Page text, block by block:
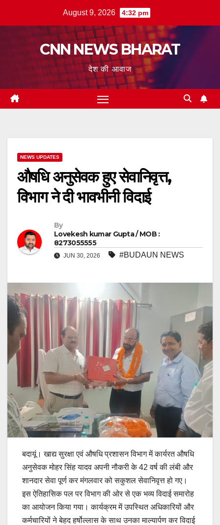
August 9, 2026 4:32 pm
CNN NEWS BHARAT
देश की आवाज
NEWS UPDATES
औषधि अनुसेवक हुए सेवानिवृत्त,
विभाग ने दी भावभीनी विदाई
By
Lovekesh kumar Gupta / MOB :
8273055555
JUN 30, 2026 #BUDAUN NEWS
बदायूं। खाद्य सुरक्षा एवं औषधि प्रशासन विभाग में कार्यरत औषधि
अनुसेवक मोहर सिंह यादव अपनी नौकरी के 42 वर्ष की लंबी और
शानदार सेवा पूर्ण कर मंगलवार को सकुशल सेवानिवृत्त हो गए।
इस ऐतिहासिक पल पर विभाग की ओर से एक भव्य विदाई समारोह
का आयोजन किया गया। कार्यक्रम में उपस्थित अधिकारियों और
कर्मचारियों ने बेहद हर्षोल्लास के साथ उनका माल्यार्पण कर विदाई